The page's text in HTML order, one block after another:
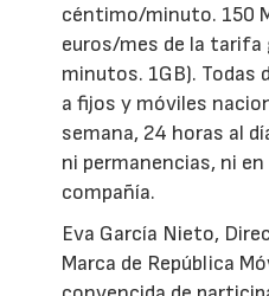
céntimo/minuto. 150
euros/mes de la tarifa
minutos. 1GB). Todas
a fijos y móviles
semana, 24 horas al
ni permanencias, ni
compañía.
Eva García Nieto,
Marca de República